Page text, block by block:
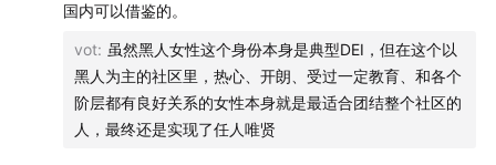
国内可以借鉴的。
vot: 虽然黑人女性这个身份本身是典型DEI，但在这个以
黑人为主的社区里，热心、开朗、受过一定教育、和各个
阶层都有良好关系的女性本身就是最适合团结整个社区的
人，最终还是实现了任人唯贤